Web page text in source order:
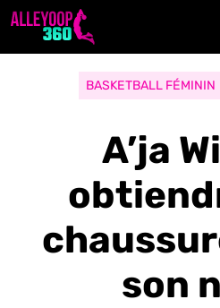
Aller
BASKETBALL FÉMININ
A’ja
son